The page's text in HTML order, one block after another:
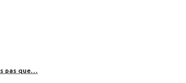
pas que…